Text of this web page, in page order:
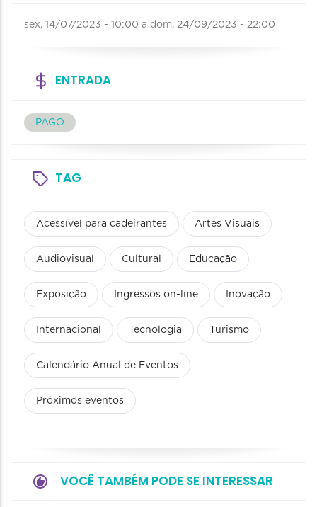
sex, 14/07/2023 - 10:00 a dom, 24/09/2023 - 22:00
ENTRADA
PAGO
TAG
Acessível para cadeirantes Artes Visuais
Audiovisual Cultural Educação
Exposição Ingressos on-line Inovação
Internacional Tecnologia Turismo
Calendário Anual de Eventos
Próximos eventos
VOCÊ TAMBÉM PODE SE INTERESSAR